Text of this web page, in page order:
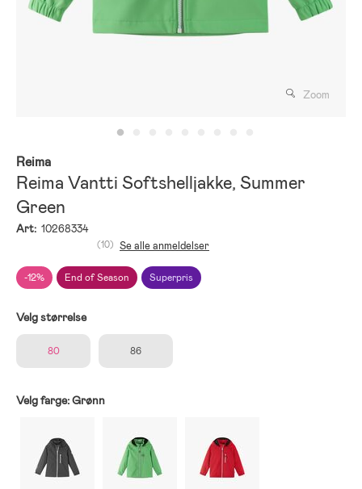
Zoom
Reima
Reima Vantti Softshelljakke, Summer
Green
Art: 10268334
-12% End of Season Superpris
(10) Se alle anmeldelser
Velg størrelse
80 86
Velg farge:Grønn